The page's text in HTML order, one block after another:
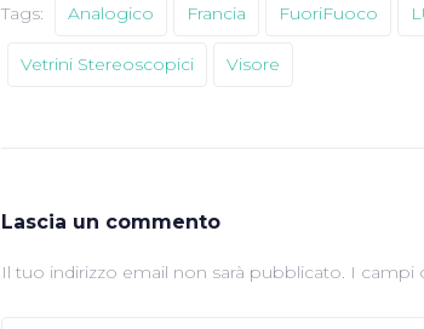
Tags: Analogico Francia FuoriFuoco
Vetrini Stereoscopici Visore
Lascia un commento
Il tuo indirizzo email non sarà pubblicato. I campi